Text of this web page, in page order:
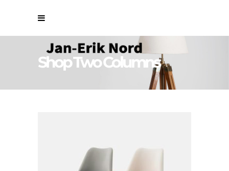
Shop Two Columns